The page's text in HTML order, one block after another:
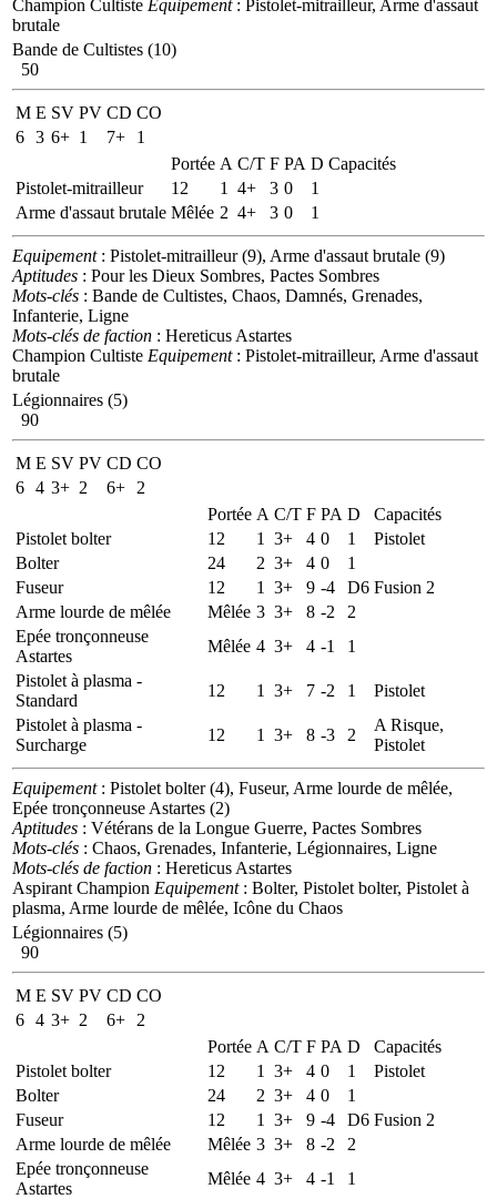
Champion Cultiste Equipement: Pistolet-mitrailleur, Arme d'assaut
brutale
Bande de Cultistes (10)
50
M E SV PV CD CO
6 3 6+ 1 7+
1
Portée A C/T F PA D Capacités
Pistolet-mitrailleur
12 1 4+ 3 0
1
Arme d'assaut brutale Mêlée 2 4+ 3 0 1
Equipement: Pistolet-mitrailleur (9), Arme d'assaut brutale (9)
Aptitudes : Pour les Dieux Sombres, Pactes Sombres
Mots-clés : Bande de Cultistes, Chaos, Damnés, Grenades,
Infanterie, Ligne
Mots-clés de faction : Hereticus Astartes
Champion Cultiste Equipement: Pistolet-mitrailleur, Arme d'assaut
brutale
Légionnaires (5)
90
M E SV PV CD CO
6 4 3+ 2 6+
2
Portée A C/T F PA D
Capacités
Pistolet bolter
12 1 3+ 4 0 1
Pistolet
Bolter
24 2 3+ 4 0
1
Fuseur
12 1 3+ 9 -4 D6 Fusion 2
Arme lourde de mêlée
Mêlée 3 3+ 8 -2
2
Epée tronçonneuse
Astartes
Mêlée 4 3+ 4 -1
1
Pistolet à plasma -
Standard
12 1 3+ 7 -2 1
Pistolet
Pistolet à plasma -
Surcharge
12 1 3+ 8 -3 2
A Risque,
Pistolet
Equipement: Pistolet bolter (4), Fuseur, Arme lourde de mêlée,
Epée tronçonneuse Astartes (2)
Aptitudes : Vétérans de la Longue Guerre, Pactes Sombres
Mots-clés : Chaos, Grenades, Infanterie, Légionnaires, Ligne
Mots-clés de faction : Hereticus Astartes
Aspirant Champion Equipement: Bolter, Pistolet bolter, Pistolet à
plasma, Arme lourde de mêlée, Icône du Chaos
Légionnaires (5)
90
M E SV PV CD CO
6 4 3+ 2 6+
2
Portée A C/T F PA D
Capacités
Pistolet bolter
12 1 3+ 4 0 1
Pistolet
Bolter
24 2 3+ 4 0
1
Fuseur
12 1 3+ 9 -4 D6 Fusion 2
Arme lourde de mêlée
Mêlée 3 3+ 8 -2
2
Epée tronçonneuse
Astartes
Mêlée 4 3+ 4 -1
1